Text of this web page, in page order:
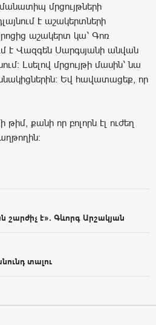
մրցույթների
է աշակերտների
աշակերտ կա՝ Գոռ
է Վազգեն Սարգսյանի անվան
Լսելով մրցույթի մասին՝ նա
Եվ հավատացեք, որ
թիմ, քանի որ բոլորն էլ ուժեղ
շարժիչ է». Գևորգ Արշակյան
տալու